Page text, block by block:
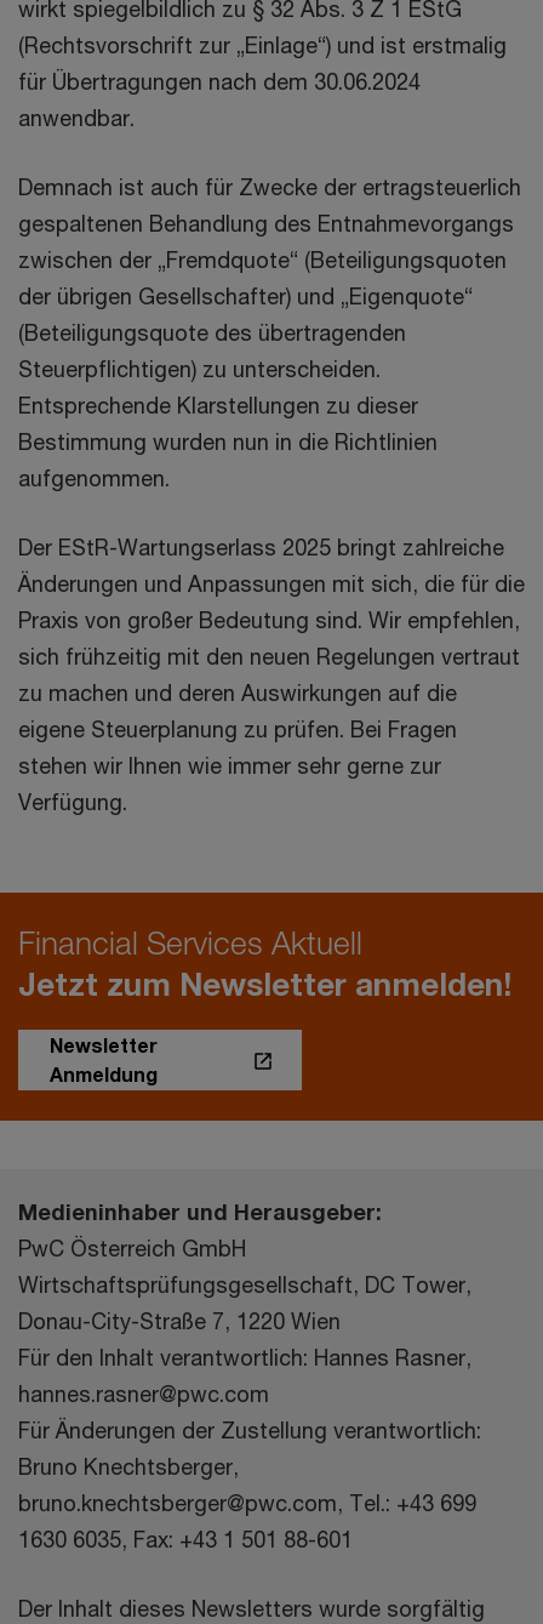
wirkt spiegelbildlich zu § 32 Abs. 3 Z 1 EStG
(Rechtsvorschrift zur „Einlage“) und ist erstmalig
für Übertragungen nach dem 30.06.2024
anwendbar.
Demnach ist auch für Zwecke der ertragsteuerlich
gespaltenen Behandlung des Entnahmevorgangs
zwischen der „Fremdquote“ (Beteiligungsquoten
der übrigen Gesellschafter) und „Eigenquote“
(Beteiligungsquote des übertragenden
Steuerpflichtigen) zu unterscheiden.
Entsprechende Klarstellungen zu dieser
Bestimmung wurden nun in die Richtlinien
aufgenommen.
Der EStR-Wartungserlass 2025 bringt zahlreiche
Änderungen und Anpassungen mit sich, die für die
Praxis von großer Bedeutung sind. Wir empfehlen,
sich frühzeitig mit den neuen Regelungen vertraut
zu machen und deren Auswirkungen auf die
eigene Steuerplanung zu prüfen. Bei Fragen
stehen wir Ihnen wie immer sehr gerne zur
Verfügung.
Financial Services Aktuell
Jetzt zum Newsletter anmelden!
Newsletter
Anmeldung
Medieninhaber und Herausgeber:
PwC Österreich GmbH
Wirtschaftsprüfungsgesellschaft, DC Tower,
Donau-City-Straße 7, 1220 Wien
Für den Inhalt verantwortlich: Hannes Rasner,
hannes.rasner@pwc.com
Für Änderungen der Zustellung verantwortlich:
Bruno Knechtsberger,
bruno.knechtsberger@pwc.com, Tel.: +43 699
1630 6035, Fax: +43 1 501 88-601
Der Inhalt dieses Newsletters wurde sorgfältig